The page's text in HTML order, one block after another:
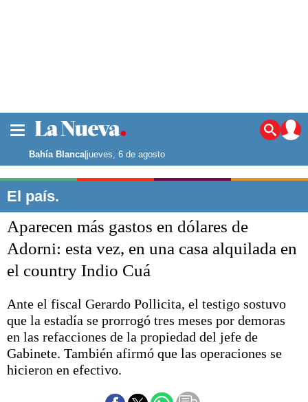
Noticias
La ciudad
Punta Alta
El mundo
Escenario Olímpico
Liga del Sur
Básquetbol
Fútbol
Federal A
Arte y cultura
Cines
Bahía Blanca|jueves, 6 de agosto
El país.
Aparecen más gastos en dólares de
Adorni: esta vez, en una casa alquilada en
el country Indio Cuá
Ante el fiscal Gerardo Pollicita, el testigo sostuvo
que la estadía se prorrogó tres meses por demoras
en las refacciones de la propiedad del jefe de
Gabinete. También afirmó que las operaciones se
hicieron en efectivo.